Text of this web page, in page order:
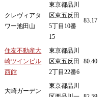
クレヴィアタ
ワー池田山
東京都品川
区東五反田
5丁目10番
15
83.17
住友不動産大
崎ツインビル
西館
東京都品川
区東五反田
2丁目22番6
80.40
大崎ガーデン
東京都品川